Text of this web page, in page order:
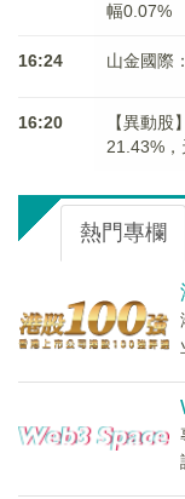
幅0.07%
16:24 山金國際
16:20
【異動
21.43%
熱門專欄